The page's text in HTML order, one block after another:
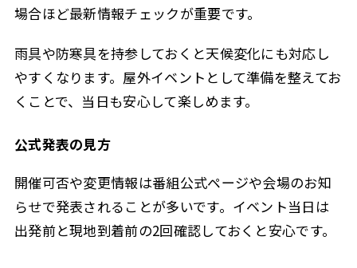
場合ほど最新情報チェックが重要です。
雨具や防寒具を持参しておくと天候変化にも対応し
やすくなります。屋外イベントとして準備を整えてお
くことで、当日も安心して楽しめます。
公式発表の見方
開催可否や変更情報は番組公式ページや会場のお知
らせで発表されることが多いです。イベント当日は
出発前と現地到着前の2回確認しておくと安心です。